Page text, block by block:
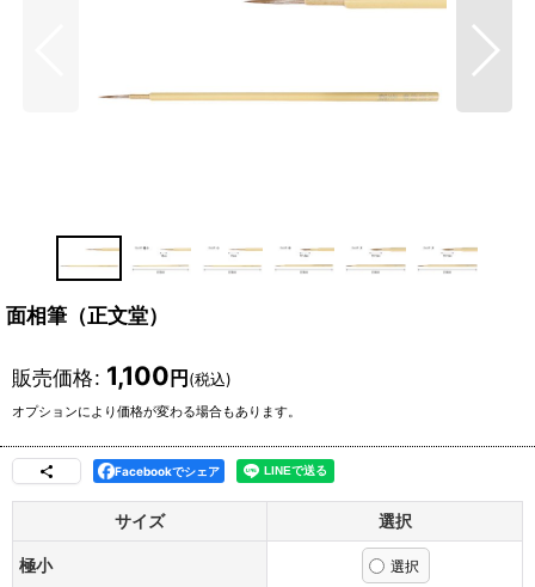
面相筆（正文堂）
販売価格: 1,100円(税込)
オプションにより価格が変わる場合もあります。
Facebookでシェア
サイズ 選択
極小